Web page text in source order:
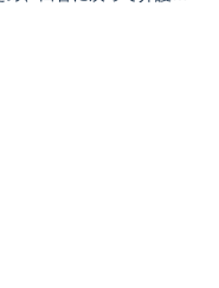
る自責の念にとらわれ
年の身体に虐待の跡を
子、孝蔵の三人は、幸
局の足音が近づいてき
テリ作家が描く、感動